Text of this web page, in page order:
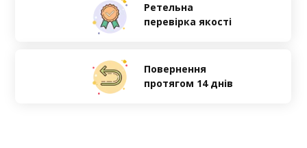
Ретельна
перевірка якості
Повернення
протягом 14 днів